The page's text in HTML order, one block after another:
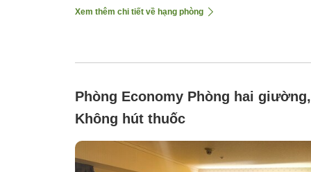
Xem thêm chi tiết về hạng phòng
Phòng Economy Phòng hai giường,
Không hút thuốc